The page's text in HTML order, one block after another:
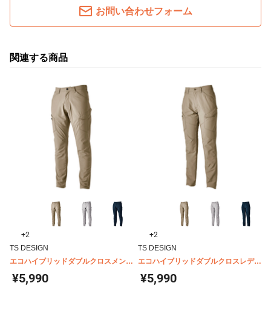
お問い合わせフォーム
関連する商品
+2
TS DESIGN
エコハイブリッドダブルクロスメンズ
¥5,990
+2
TS DESIGN
エコハイブリッドダブルクロスレディ
¥5,990